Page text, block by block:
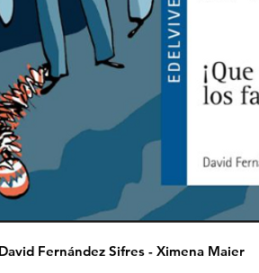
Fernández Sifres - Ximena Maier